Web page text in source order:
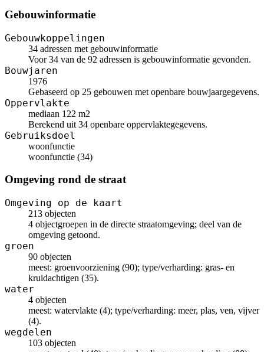
Gebouwinformatie
Gebouwkoppelingen
34 adressen met gebouwinformatie
Voor 34 van de 92 adressen is gebouwinformatie gevonden.
Bouwjaren
1976
Gebaseerd op 25 gebouwen met openbare bouwjaargegevens.
Oppervlakte
mediaan 122 m2
Berekend uit 34 openbare oppervlaktegegevens.
Gebruiksdoel
woonfunctie
woonfunctie (34)
Omgeving rond de straat
Omgeving op de kaart
213 objecten
4 objectgroepen in de directe straatomgeving; deel van de
omgeving getoond.
groen
90 objecten
meest: groenvoorziening (90); type/verharding: gras- en
kruidachtigen (35).
water
4 objecten
meest: watervlakte (4); type/verharding: meer, plas, ven, vijver
(4).
wegdelen
103 objecten